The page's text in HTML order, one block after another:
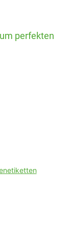
perfekten